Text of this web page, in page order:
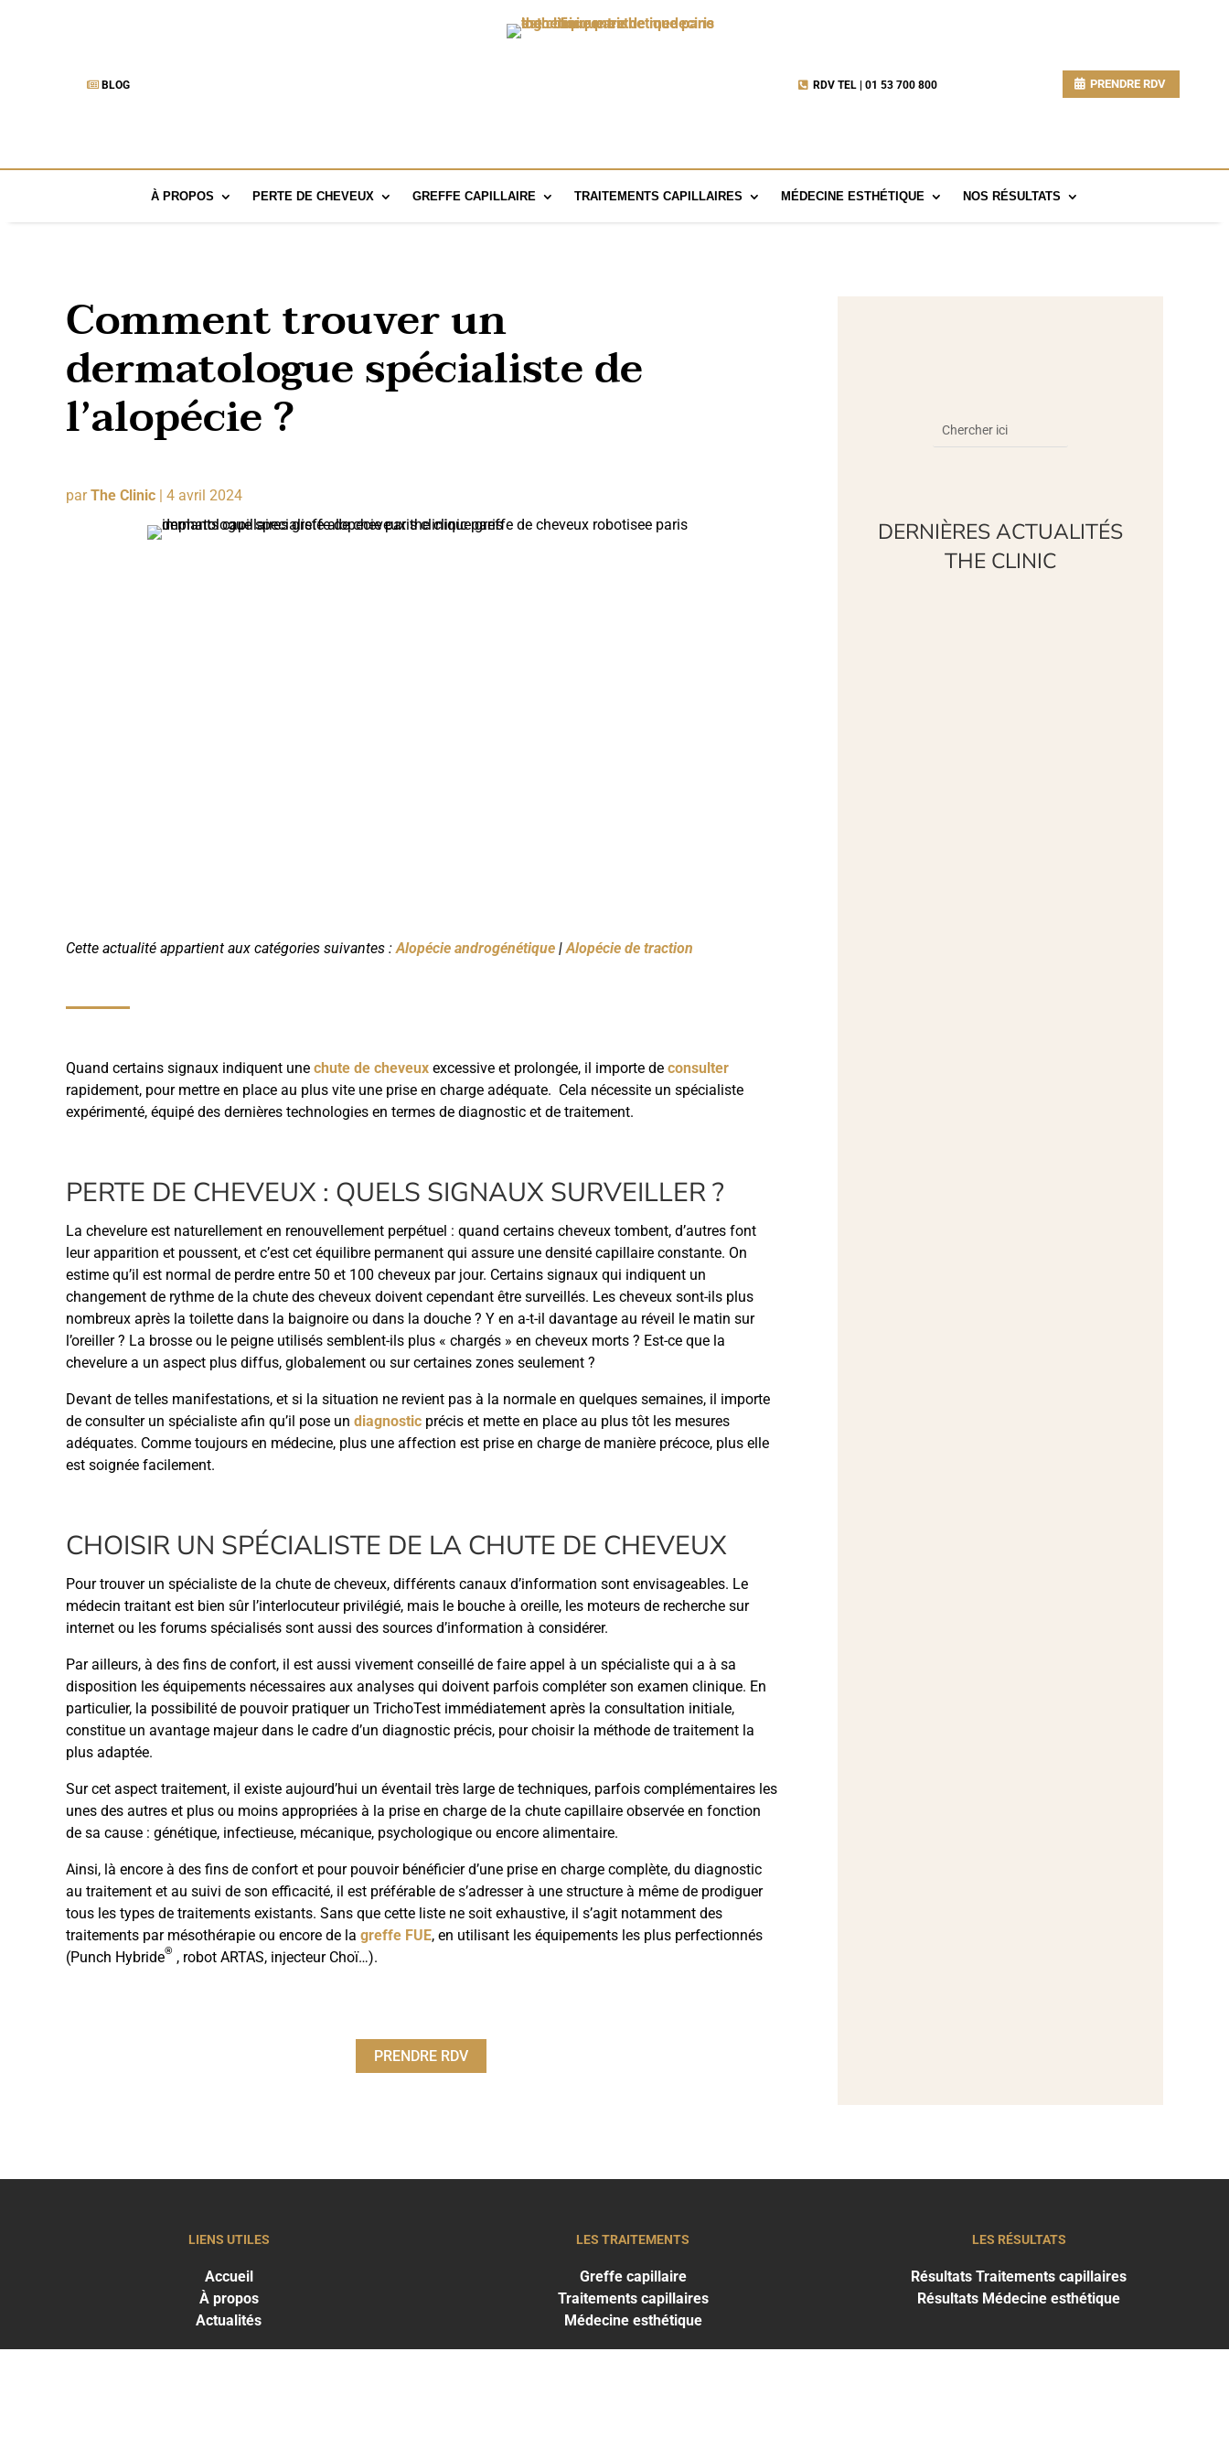
BLOG RDV TEL | 01 53 700 800 PRENDRE RDV
À PROPOS PERTE DE CHEVEUX GREFFE CAPILLAIRE TRAITEMENTS CAPILLAIRES MÉDECINE ESTHÉTIQUE NOS RÉSULTATS
Comment trouver un
dermatologue spécialiste de
l’alopécie ?
parThe Clinic | 4 avril 2024
Cette actualité appartient aux catégories suivantes :Alopécie androgénétique |Alopécie de traction
Quand certains signaux indiquent une chute de cheveux excessive et prolongée, il importe de consulter
rapidement, pour mettre en place au plus vite une prise en charge adéquate. Cela nécessite un spécialiste
expérimenté, équipé des dernières technologies en termes de diagnostic et de traitement.
PERTE DE CHEVEUX : QUELS SIGNAUX SURVEILLER ?
La chevelure est naturellement en renouvellement perpétuel : quand certains cheveux tombent, d’autres font
leur apparition et poussent, et c’est cet équilibre permanent qui assure une densité capillaire constante. On
estime qu’il est normal de perdre entre 50 et 100 cheveux par jour. Certains signaux qui indiquent un
changement de rythme de la chute des cheveux doivent cependant être surveillés. Les cheveux sont-ils plus
nombreux après la toilette dans la baignoire ou dans la douche ? Y en a-t-il davantage au réveil le matin sur
l’oreiller ? La brosse ou le peigne utilisés semblent-ils plus « chargés » en cheveux morts ? Est-ce que la
chevelure a un aspect plus diffus, globalement ou sur certaines zones seulement ?
Devant de telles manifestations, et si la situation ne revient pas à la normale en quelques semaines, il importe
de consulter un spécialiste afin qu’il pose un diagnostic précis et mette en place au plus tôt les mesures
adéquates. Comme toujours en médecine, plus une affection est prise en charge de manière précoce, plus elle
est soignée facilement.
CHOISIR UN SPÉCIALISTE DE LA CHUTE DE CHEVEUX
Pour trouver un spécialiste de la chute de cheveux, différents canaux d’information sont envisageables. Le
médecin traitant est bien sûr l’interlocuteur privilégié, mais le bouche à oreille, les moteurs de recherche sur
internet ou les forums spécialisés sont aussi des sources d’information à considérer.
Par ailleurs, à des fins de confort, il est aussi vivement conseillé de faire appel à un spécialiste qui a à sa
disposition les équipements nécessaires aux analyses qui doivent parfois compléter son examen clinique. En
particulier, la possibilité de pouvoir pratiquer un TrichoTest immédiatement après la consultation initiale,
constitue un avantage majeur dans le cadre d’un diagnostic précis, pour choisir la méthode de traitement la
plus adaptée.
Sur cet aspect traitement, il existe aujourd’hui un éventail très large de techniques, parfois complémentaires les
unes des autres et plus ou moins appropriées à la prise en charge de la chute capillaire observée en fonction
de sa cause : génétique, infectieuse, mécanique, psychologique ou encore alimentaire.
Ainsi, là encore à des fins de confort et pour pouvoir bénéficier d’une prise en charge complète, du diagnostic
au traitement et au suivi de son efficacité, il est préférable de s’adresser à une structure à même de prodiguer
tous les types de traitements existants. Sans que cette liste ne soit exhaustive, il s’agit notamment des
traitements par mésothérapie ou encore de la greffe FUE, en utilisant les équipements les plus perfectionnés
(Punch Hybride® , robot ARTAS, injecteur Choï…).
PRENDRE RDV
DERNIÈRES ACTUALITÉS
THE CLINIC
LIENS UTILES
Accueil
À propos
Actualités
LES TRAITEMENTS
Greffe capillaire
Traitements capillaires
Médecine esthétique
LES RÉSULTATS
Résultats Traitements capillaires
Résultats Médecine esthétique